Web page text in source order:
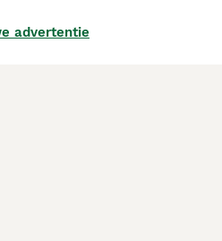
advertentie